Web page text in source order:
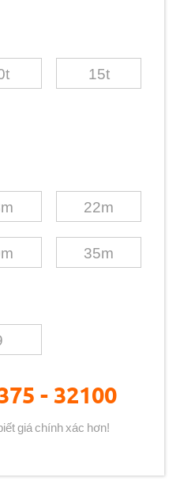
15t
22m
35m
- 32100
giá chính xác hơn!